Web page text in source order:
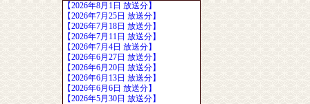
【2026年8月1日 放送分】
【2026年7月25日 放送分】
【2026年7月18日 放送分】
【2026年7月11日 放送分】
【2026年7月4日 放送分】
【2026年6月27日 放送分】
【2026年6月20日 放送分】
【2026年6月13日 放送分】
【2026年6月6日 放送分】
【2026年5月30日 放送分】